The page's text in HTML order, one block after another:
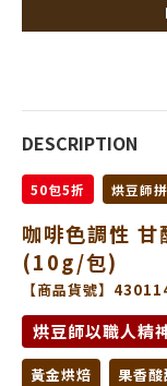
DESCRIPTION
50包5折 烘豆師
咖啡色調性
(10g/包)
【商品貨號】
烘豆師以職人精
黃金烘焙 果香酸